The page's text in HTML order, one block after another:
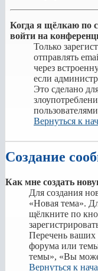
Когда я щёлкаю по
войти на
Только
отправлять
через
если
Это сделано
Вернуться к
Создание
Как мне создать
Для создания
«Новая тема».
щёлкните по
Перечень ваших
форума или
темы», «Вы
Вернуться к